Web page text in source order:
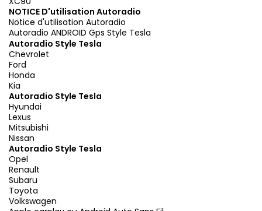
NOTICE D'utilisation Autoradio
Notice d'utilisation Autoradio
Autoradio ANDROID Gps Style Tesla
Autoradio Style Tesla
Chevrolet
Ford
Honda
Kia
Autoradio Style Tesla
Hyundai
Lexus
Mitsubishi
Nissan
Autoradio Style Tesla
Opel
Renault
Subaru
Toyota
Volkswagen